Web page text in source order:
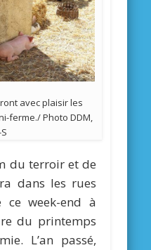
avec plaisir les
ferme./ Photo DDM,
du terroir et de
dans les rues
ce week-end à
du printemps
L’an passé,